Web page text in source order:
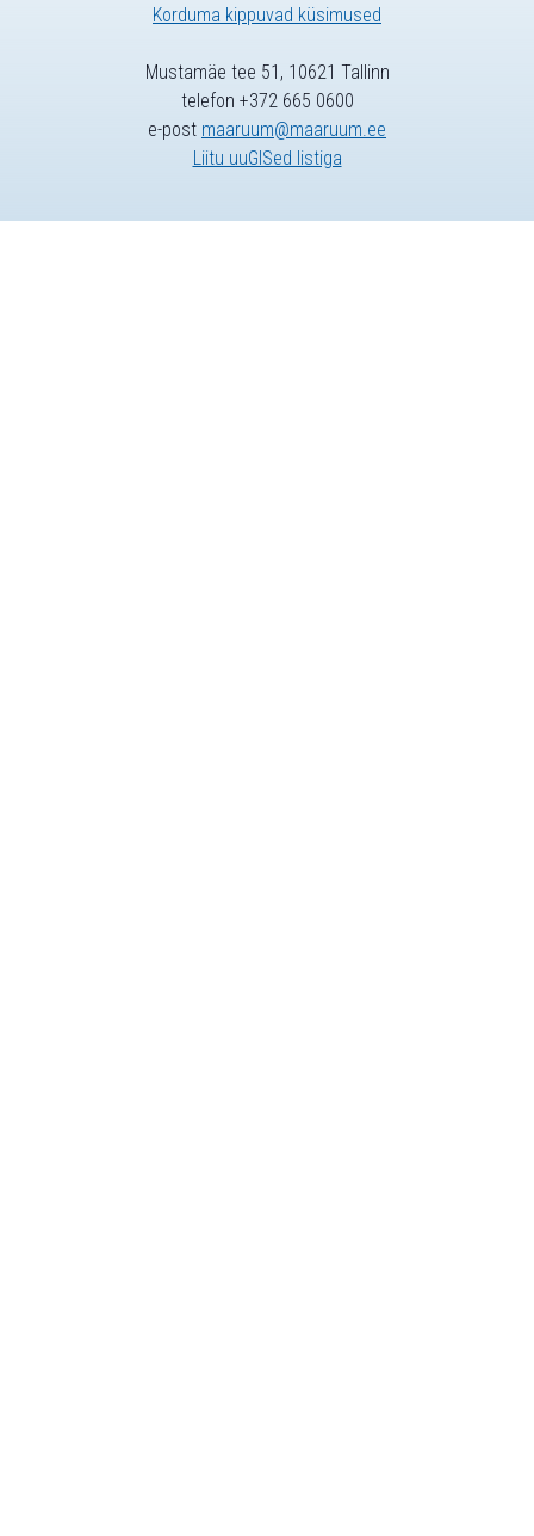
Korduma kippuvad küsimused
Mustamäe tee 51, 10621 Tallinn
telefon +372 665 0600
e-post maaruum@maaruum.ee
Liitu uuGISed listiga